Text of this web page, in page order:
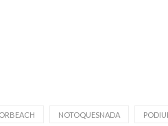
NOTOQUESNADA